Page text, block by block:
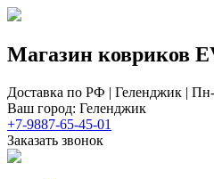
Магазин ковриков
Доставка по РФ | Геленджик |
Ваш город: Геленджик
+7-9887-65-45-01
Заказать звонок